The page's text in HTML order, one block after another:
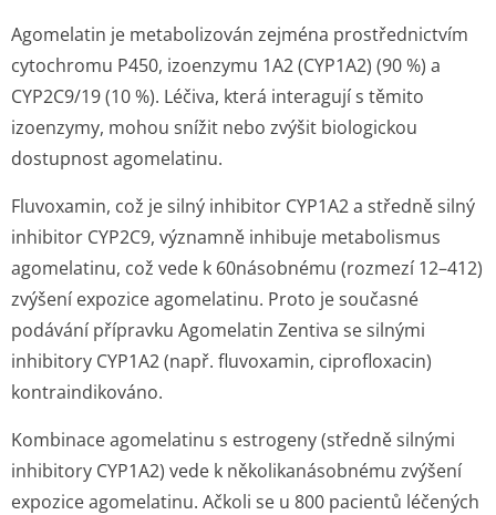
Agomelatin je metabolizován zejména prostřednictvím
cytochromu P450, izoenzymu 1A2 (CYP1A2) (90 %) a
CYP2C9/19 (10 %). Léčiva, která interagují s těmito
izoenzymy, mohou snížit nebo zvýšit biologickou
dostupnost agomelatinu.
Fluvoxamin, což je silný inhibitor CYP1A2 a středně silný
inhibitor CYP2C9, významně inhibuje metabolismus
agomelatinu, což vede k 60násobnému (rozmezí 12–412)
zvýšení expozice agomelatinu. Proto je současné
podávání přípravku Agomelatin Zentiva se silnými
inhibitory CYP1A2 (např. fluvoxamin, ciprofloxacin)
kontraindikováno.
Kombinace agomelatinu s estrogeny (středně silnými
inhibitory CYP1A2) vede k několikanásobnému zvýšení
expozice agomelatinu. Ačkoli se u 800 pacientů léčených